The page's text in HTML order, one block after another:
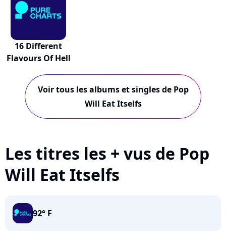
16 Different
Flavours Of Hell
Voir tous les albums et singles de Pop
Will Eat Itselfs
Les titres les + vus de Pop
Will Eat Itselfs
92° F